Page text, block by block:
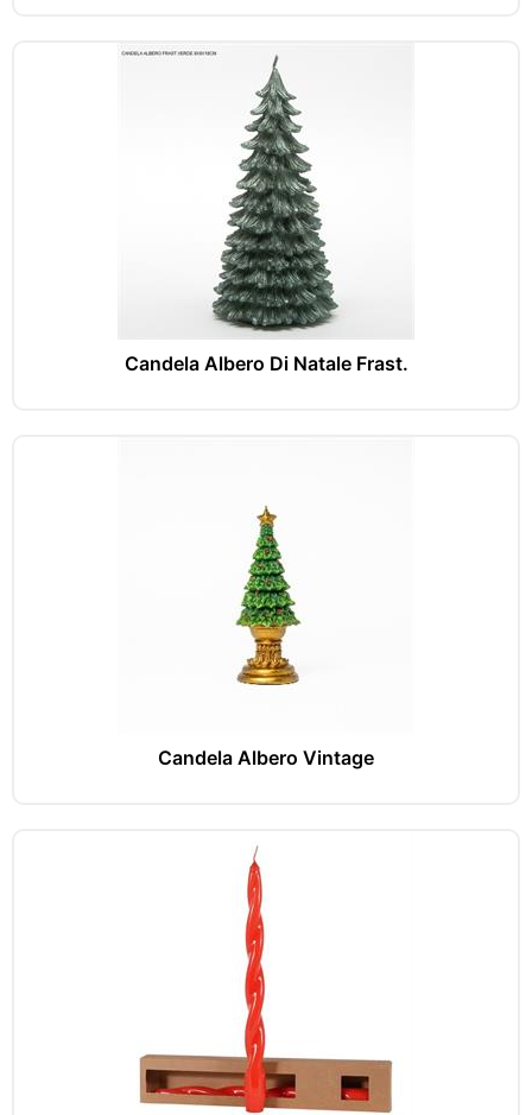
Candela Albero Di Natale Frast.
Candela Albero Vintage